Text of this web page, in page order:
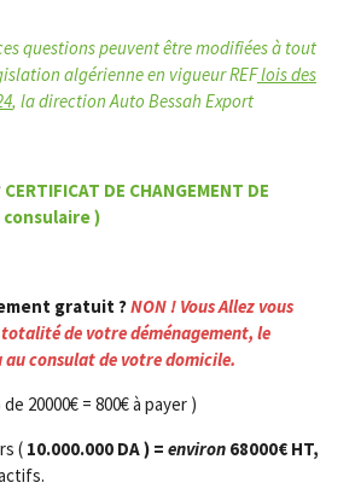
questions peuvent être modifiées à tout
algérienne en vigueur REFlois des
, la direction Auto Bessah Export
CERTIFICAT DE CHANGEMENT DE
)
gratuit ?NON! Vous Allez vous
totalité de votre déménagement, le
consulat de votre domicile.
20000€ = 800€ à payer )
( 10.000.000 DA ) = environ 68000€ HT,